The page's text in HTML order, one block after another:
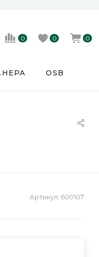
0 0 0
OSB
Артикул: 600107